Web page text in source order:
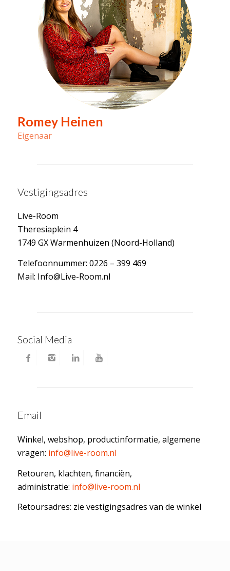
Romey Heinen
Eigenaar
Vestigingsadres
Live-Room
Theresiaplein 4
1749 GX Warmenhuizen (Noord-Holland)
Telefoonnummer: 0226 – 399 469
Mail: Info@Live-Room.nl
Social Media
Email
Winkel, webshop, productinformatie, algemene
vragen: info@live-room.nl
Retouren, klachten, financiën,
administratie: info@live-room.nl
Retoursadres: zie vestigingsadres van de winkel